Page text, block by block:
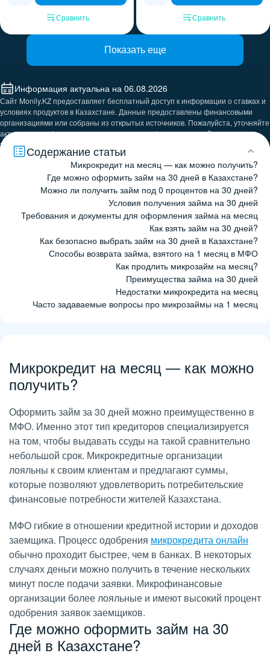
Сравнить Сравнить
Показать еще
Информация актуальна на 06.08.2026
Сайт Monily.KZ предоставляет бесплатный доступ к информации о ставках и
условиях продуктов в Казахстане. Данные предоставлены финансовыми
организациями или собраны из открытых источников. Пожалуйста, уточняйте
актуальную информацию в отделениях, на официальных сайтах или по
телефонам представленных компаний.
Содержание статьи
Микрокредит на месяц — как можно получить?
Где можно оформить займ на 30 дней в Казахстане?
Можно ли получить займ под 0 процентов на 30 дней?
Условия получения займа на 30 дней
Требования и документы для оформления займа на месяц
Как взять займ на 30 дней?
Как безопасно выбрать займ на 30 дней в Казахстане?
Способы возврата займа, взятого на 1 месяц в МФО
Как продлить микрозайм на месяц?
Преимущества займа на 30 дней
Недостатки микрокредита на месяц
Часто задаваемые вопросы про микрозаймы на 1 месяц
Микрокредит на месяц — как можно
получить?
Оформить займ за 30 дней можно преимущественно в
МФО. Именно этот тип кредиторов специализируется
на том, чтобы выдавать ссуды на такой сравнительно
небольшой срок. Микрокредитные организации
лояльны к своим клиентам и предлагают суммы,
которые позволяют удовлетворить потребительские
финансовые потребности жителей Казахстана.
МФО гибкие в отношении кредитной истории и доходов
заемщика. Процесс одобрения микрокредита онлайн
обычно проходит быстрее, чем в банках. В некоторых
случаях деньги можно получить в течение нескольких
минут после подачи заявки. Микрофинансовые
организации более лояльные и имеют высокий процент
одобрения заявок заемщиков.
Где можно оформить займ на 30
дней в Казахстане?